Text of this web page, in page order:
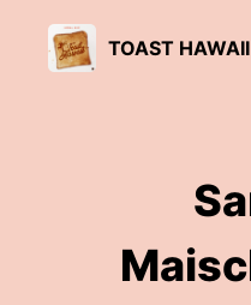
TOAST HAWAII